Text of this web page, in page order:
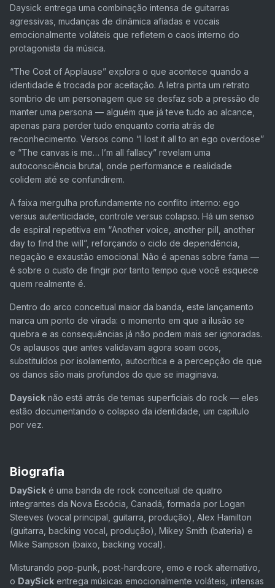
Daysick entrega uma combinação intensa de guitarras
agressivas, mudanças de dinâmica afiadas e vocais
emocionalmente voláteis que refletem o caos interno do
protagonista da música.
“The Cost of Applause” explora o que acontece quando a
identidade é trocada por aceitação. A letra pinta um retrato
sombrio de um personagem que se desfaz sob a pressão de
manter uma persona — alguém que já teve tudo ao alcance,
apenas para perder tudo enquanto corria atrás de
reconhecimento. Versos como “I lost it all to an ego overdose”
e “The canvas is me… I’m all fallacy” revelam uma
autoconsciência brutal, onde performance e realidade
colidem até se confundirem.
A faixa mergulha profundamente no conflito interno: ego
versus autenticidade, controle versus colapso. Há um senso
de espiral repetitiva em “Another voice, another pill, another
day to find the will”, reforçando o ciclo de dependência,
negação e exaustão emocional. Não é apenas sobre fama —
é sobre o custo de fingir por tanto tempo que você esquece
quem realmente é.
Dentro do arco conceitual maior da banda, este lançamento
marca um ponto de virada: o momento em que a ilusão se
quebra e as consequências já não podem mais ser ignoradas.
Os aplausos que antes validavam agora soam ocos,
substituídos por isolamento, autocrítica e a percepção de que
os danos são mais profundos do que se imaginava.
Daysick não está atrás de temas superficiais do rock — eles
estão documentando o colapso da identidade, um capítulo
por vez.
Biografia
DaySick é uma banda de rock conceitual de quatro
integrantes da Nova Escócia, Canadá, formada por Logan
Steeves (vocal principal, guitarra, produção), Alex Hamilton
(guitarra, backing vocal, produção), Mikey Smith (bateria) e
Mike Sampson (baixo, backing vocal).
Misturando pop-punk, post-hardcore, emo e rock alternativo,
o DaySick entrega músicas emocionalmente voláteis, intensas